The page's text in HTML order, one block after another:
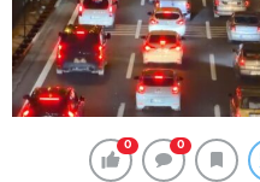
0 0